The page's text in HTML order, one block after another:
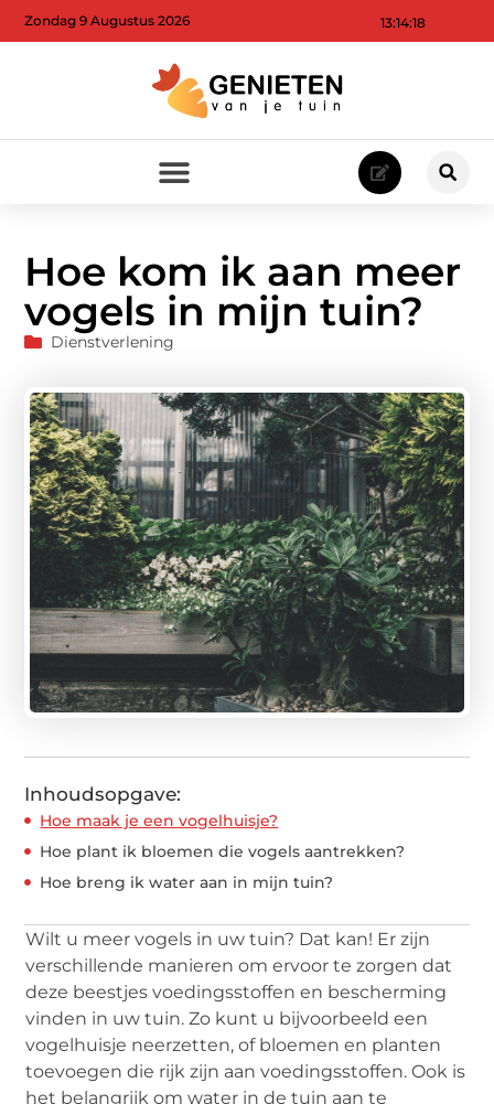
13:14:20
Zondag 9 Augustus 2026
Hoe kom ik aan meer
vogels in mijn tuin?
Dienstverlening
Inhoudsopgave:
Hoe maak je een vogelhuisje?
Hoe plant ik bloemen die vogels aantrekken?
Hoe breng ik water aan in mijn tuin?
Wilt u meer vogels in uw tuin? Dat kan! Er zijn
verschillende manieren om ervoor te zorgen dat
deze beestjes voedingsstoffen en bescherming
vinden in uw tuin. Zo kunt u bijvoorbeeld een
vogelhuisje neerzetten, of bloemen en planten
toevoegen die rijk zijn aan voedingsstoffen. Ook is
het belangrijk om water in de tuin aan te